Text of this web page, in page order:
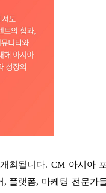
최됩니다. CM 아시아
플랫폼, 마케팅 전문가